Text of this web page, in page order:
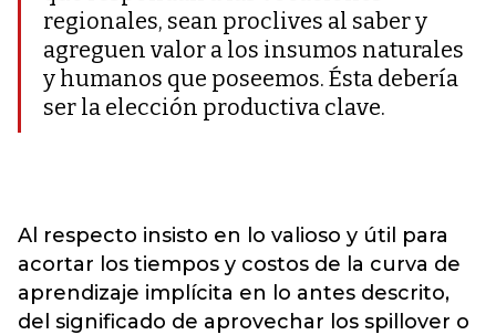
regionales, sean proclives al saber y
agreguen valor a los insumos naturales
y humanos que poseemos. Ésta debería
ser la elección productiva clave.
Al respecto insisto en lo valioso y útil para
acortar los tiempos y costos de la curva de
aprendizaje implícita en lo antes descrito,
del significado de aprovechar los spillover o